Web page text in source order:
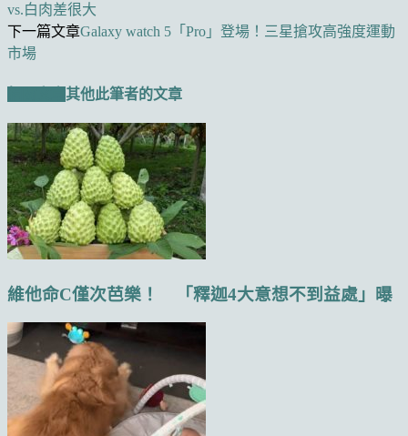
vs.白肉差很大
下一篇文章Galaxy watch 5「Pro」登場！三星搶攻高強度運動
市場
其他此筆者的文章
維他命C僅次芭樂！ 「釋迦4大意想不到益處」曝